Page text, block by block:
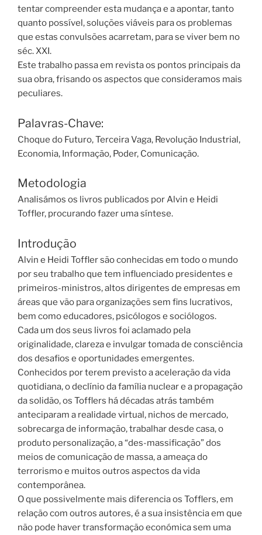
tentar compreender esta mudança e a apontar, tanto
quanto possível, soluções viáveis para os problemas
que estas convulsões acarretam, para se viver bem no
séc. XXI.
Este trabalho passa em revista os pontos principais da
sua obra, frisando os aspectos que consideramos mais
peculiares.
Palavras-Chave:
Choque do Futuro, Terceira Vaga, Revolução Industrial,
Economia, Informação, Poder, Comunicação.
Metodologia
Analisámos os livros publicados por Alvin e Heidi
Toffler, procurando fazer uma síntese.
Introdução
Alvin e Heidi Toffler são conhecidas em todo o mundo
por seu trabalho que tem influenciado presidentes e
primeiros-ministros, altos dirigentes de empresas em
áreas que vão para organizações sem fins lucrativos,
bem como educadores, psicólogos e sociólogos.
Cada um dos seus livros foi aclamado pela
originalidade, clareza e invulgar tomada de consciência
dos desafios e oportunidades emergentes.
Conhecidos por terem previsto a aceleração da vida
quotidiana, o declínio da família nuclear e a propagação
da solidão, os Tofflers há décadas atrás também
anteciparam a realidade virtual, nichos de mercado,
sobrecarga de informação, trabalhar desde casa, o
produto personalização, a “des-massificação” dos
meios de comunicação de massa, a ameaça do
terrorismo e muitos outros aspectos da vida
contemporânea.
O que possivelmente mais diferencia os Tofflers, em
relação com outros autores, é a sua insistência em que
não pode haver transformação económica sem uma